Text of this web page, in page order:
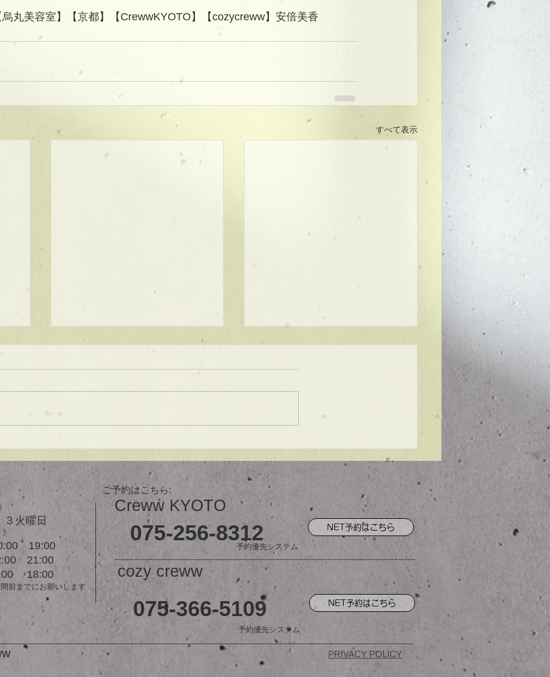
烏丸美容室】【京都】【CrewwKYOTO】【cozycreww】安倍美香
すべて表示
★ラインボブ【ぱつっとボ
で貴方だけのまとまるボブを提供
較的ご予約に空きがあります。
メニューが決まらない方はご相談
クーポンをご活用下さいませ。...
ュ！
ご予約はこちら:
火曜日
19:00
21:00
18:00
前までにお願いします
予約優先システム
Creww KYOTO
075-256-8312 NET予約はこちら
cozy creww
075-366-5109 NET予約はこちら
予約優先システム
PRIVACY POLICY